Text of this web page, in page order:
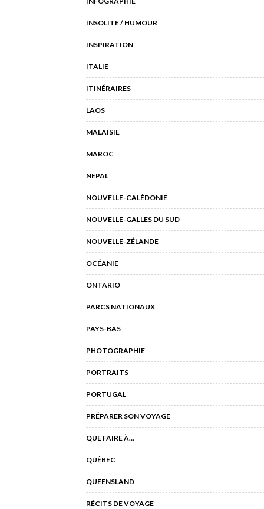
INSOLITE / HUMOUR
INSPIRATION
ITALIE
ITINÉRAIRES
LAOS
MALAISIE
MAROC
NEPAL
NOUVELLE-CALÉDONIE
NOUVELLE-GALLES DU SUD
NOUVELLE-ZÉLANDE
OCÉANIE
ONTARIO
PARCS NATIONAUX
PAYS-BAS
PHOTOGRAPHIE
PORTRAITS
PORTUGAL
PRÉPARER SON VOYAGE
QUE FAIRE À…
QUÉBEC
QUEENSLAND
RÉCITS DE VOYAGE